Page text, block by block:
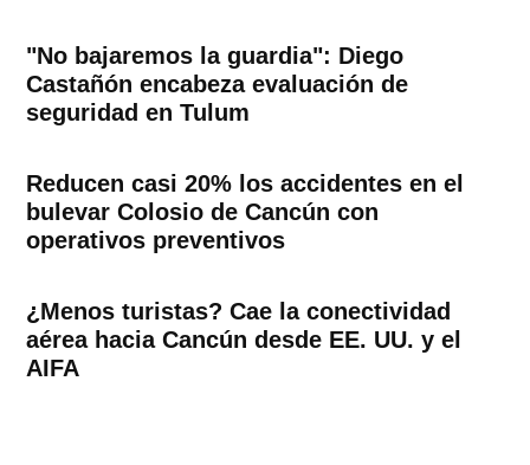
"No bajaremos la guardia": Diego
Castañón encabeza evaluación de
seguridad en Tulum
Reducen casi 20% los accidentes en el
bulevar Colosio de Cancún con
operativos preventivos
¿Menos turistas? Cae la conectividad
aérea hacia Cancún desde EE. UU. y el
AIFA